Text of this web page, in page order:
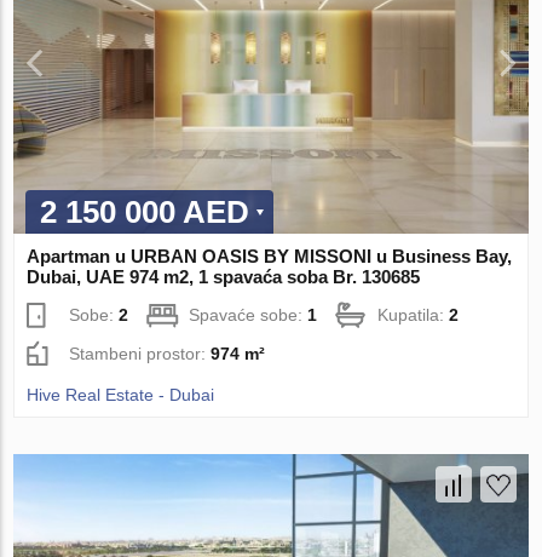
2 150 000 AED
Apartman u URBAN OASIS BY MISSONI u Business Bay,
Dubai, UAE 974 m2, 1 spavaća soba Br. 130685
Sobe:2 Spavaće sobe: 1 Kupatila:2
Stambeni prostor:974 m²
Hive Real Estate - Dubai